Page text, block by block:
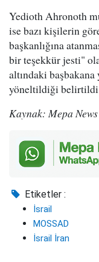
Yedioth Ahronoth
ise bazı kişilerin
başkanlığına
bir teşekkür jesti"
altındaki
yöneltildiği
Kaynak: Mepa News
Etiketler :
İsrail
MOSSAD
İsrail İran